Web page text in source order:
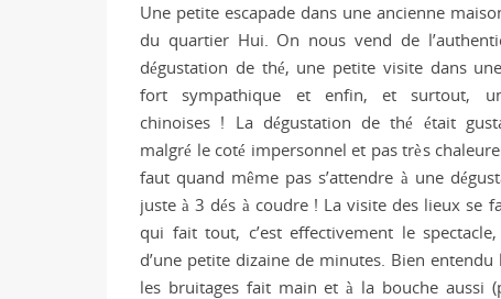
Une petite escapade dans une ancienne
du quartier Hui. On nous vend de
dégustation de thé, une petite visite dans
fort sympathique et enfin, et surtout, un
chinoises ! La dégustation de thé était
malgré le coté impersonnel et pas très
faut quand même pas s’attendre à une
juste à 3 dés à coudre ! La visite des lieux se
qui fait tout, c’est effectivement le
d’une petite dizaine de minutes. Bien
les bruitages fait main et à la bouche aussi